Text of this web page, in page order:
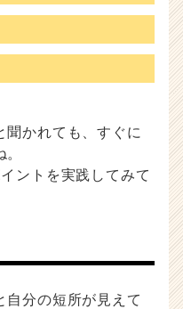
聞かれても、すぐに
ントを実践してみて
自分の短所が見えて